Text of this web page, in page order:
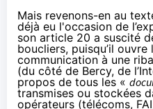
Mais revenons-en au
déjà eu l'occasion de
son article 20 a suscité
boucliers, puisqu’il
communication à une
(du côté de Bercy, de
propos de tous les «
transmises ou stockées
opérateurs (télécoms,